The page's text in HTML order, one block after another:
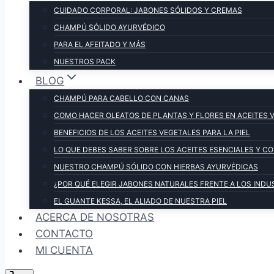
CUIDADO CORPORAL: JABONES SÓLIDOS Y CREMAS
CHAMPÚ SÓLIDO AYURVÉDICO
PARA EL AFEITADO Y MÁS
NUESTROS PACK
BLOG
CHAMPÚ PARA CABELLO CON CANAS
COMO HACER OLEATOS DE PLANTAS Y FLORES EN ACEITES
BENEFICIOS DE LOS ACEITES VEGETALES PARA LA PIEL
LO QUE DEBES SABER SOBRE LOS ACEITES ESENCIALES Y
NUESTRO CHAMPÚ SÓLIDO CON HIERBAS AYURVÉDICAS
¿POR QUÉ ELEGIR JABONES NATURALES FRENTE A LOS
EL GUANTE KESSA, EL ALIADO DE NUESTRA PIEL
ACERCA DE NOSOTRAS
CONTACTO
MI CUENTA